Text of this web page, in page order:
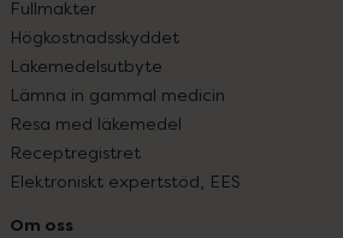
Fullmakter
Högkostnadsskyddet
Läkemedelsutbyte
Lämna in gammal medicin
Resa med läkemedel
Receptregistret
Elektroniskt expertstöd, EES
Om oss